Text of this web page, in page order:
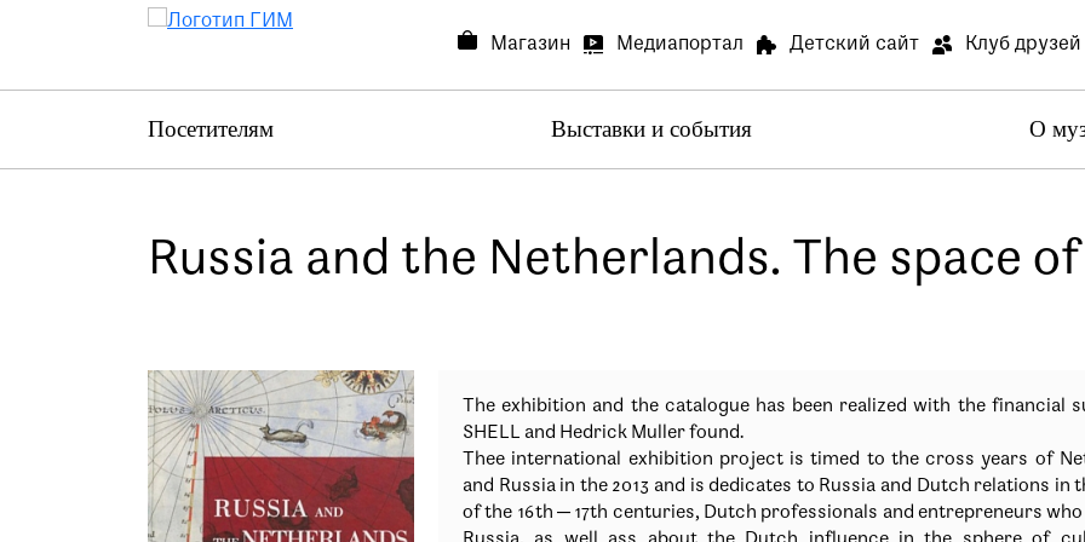
Магазин Медиапортал Детский сайт Клуб друзей
Посетителям Выставки и события О
Посетителям
Выставки и события
Опрос
Просим
Ваше
Russia and the Netherlands. The space
The exhibition and the catalogue has been realized with the financial
SHELL and Hedrick Muller found.
Thee international exhibition project is timed to the cross years of
and Russia in the 2013 and is dedicates to Russia and Dutch relations in
of the 16th — 17th centuries, Dutch professionals and entrepreneurs who